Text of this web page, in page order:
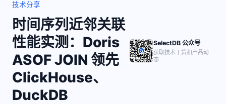
技术分享
时间序列近邻关联
性能实测：Doris
ASOF JOIN 领先
ClickHouse、
DuckDB
SelectDB 公众号
获取技术干货和产品动
态